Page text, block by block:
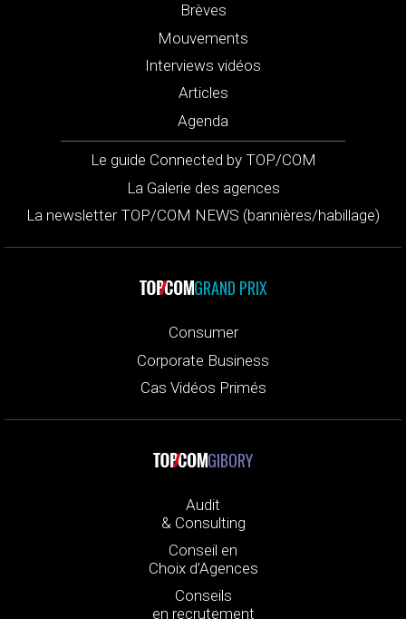
Brèves
Mouvements
Interviews vidéos
Articles
Agenda
Le guide Connected by TOP/COM
La Galerie des agences
La newsletter TOP/COM NEWS (bannières/habillage)
GRAND PRIX
Consumer
Corporate Business
Cas Vidéos Primés
GIBORY
Audit
& Consulting
Conseil en
Choix d’Agences
Conseils
en recrutement